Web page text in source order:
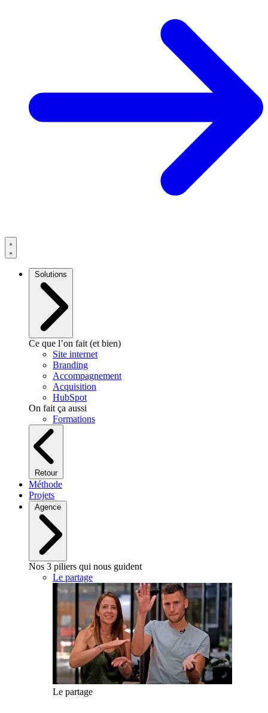
Solutions
Ce que l’on fait (et bien)
Site internet
Branding
Accompagnement
Acquisition
HubSpot
On fait ça aussi
Formations
Retour
Méthode
Projets
Agence
Nos 3 piliers qui nous guident
Le partage
Le partage